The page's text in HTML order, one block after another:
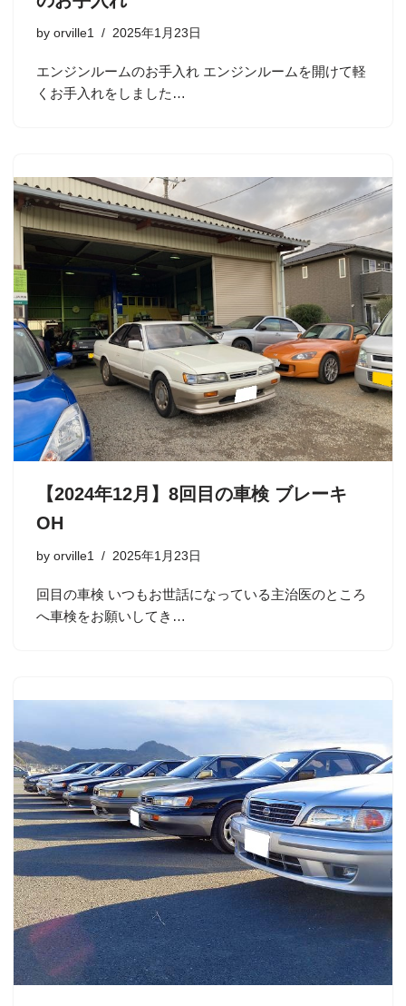
by orville1 2025年1月23日
エンジンルームのお手入れ エンジンルームを開けて軽
くお手入れをしました…
【2024年12月】8回目の車検 ブレーキ
OH
by orville1 2025年1月23日
回目の車検 いつもお世話になっている主治医のところ
へ車検をお願いしてき…